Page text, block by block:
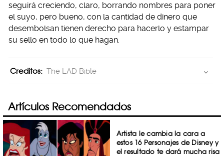
seguirá creciendo, claro, borrando nombres para poner
el suyo, pero bueno, con la cantidad de dinero que
desembolsan tienen derecho para hacerlo y estampar
su sello en todo lo que hagan.
Creditos: The LAD Bible
Artículos Recomendados
Artista le cambia la cara a
estos 16 Personajes de Disney y
el resultado te dará mucha risa